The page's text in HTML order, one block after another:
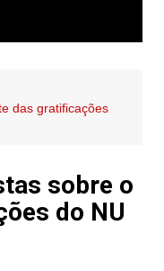
das gratificações
sobre o
do NU